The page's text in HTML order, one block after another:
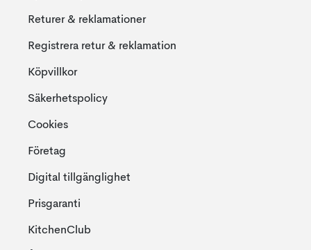
Returer & reklamationer
Registrera retur & reklamation
Köpvillkor
Säkerhetspolicy
Cookies
Företag
Digital tillgänglighet
Prisgaranti
KitchenClub